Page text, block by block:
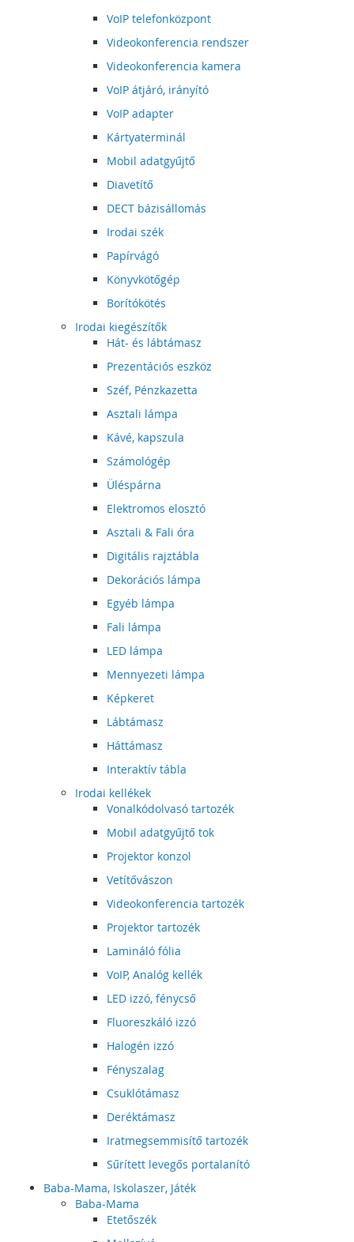
VoIP telefonközpont
Videokonferencia rendszer
Videokonferencia kamera
VoIP átjáró, irányító
VoIP adapter
Kártyaterminál
Mobil adatgyűjtő
Diavetítő
DECT bázisállomás
Irodai szék
Papírvágó
Könyvkötőgép
Borítókötés
Irodai kiegészítők
Hát- és lábtámasz
Prezentációs eszköz
Széf, Pénzkazetta
Asztali lámpa
Kávé, kapszula
Számológép
Üléspárna
Elektromos elosztó
Asztali & Fali óra
Digitális rajztábla
Dekorációs lámpa
Egyéb lámpa
Fali lámpa
LED lámpa
Mennyezeti lámpa
Képkeret
Lábtámasz
Háttámasz
Interaktív tábla
Irodai kellékek
Vonalkódolvasó tartozék
Mobil adatgyűjtő tok
Projektor konzol
Vetítővászon
Videokonferencia tartozék
Projektor tartozék
Lamináló fólia
VoIP, Analóg kellék
LED izzó, fénycső
Fluoreszkáló izzó
Halogén izzó
Fényszalag
Csuklótámasz
Deréktámasz
Iratmegsemmisítő tartozék
Sűrített levegős portalanító
Baba-Mama, Iskolaszer, Játék
Baba-Mama
Etetőszék